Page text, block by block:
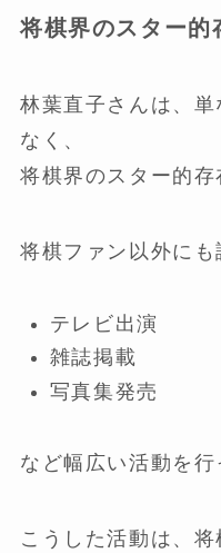
将棋界のスター的
林葉直子さんは、
なく、
将棋界のスター的存
将棋ファン以外にも
テレビ出演
雑誌掲載
写真集発売
など幅広い活動を行
こうした活動は、